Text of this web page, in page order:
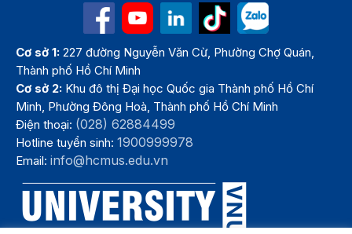
Cơ sở 1: 227 đường Nguyễn Văn Cừ, Phường Chợ Quán,
Thành phố Hồ Chí Minh
Cơ sở 2: Khu đô thị Đại học Quốc gia Thành phố Hồ Chí
Minh, Phường Đông Hoà, Thành phố Hồ Chí Minh
Điện thoại: (028) 62884499
Hotline tuyển sinh:1900999978
Email:info@hcmus.edu.vn